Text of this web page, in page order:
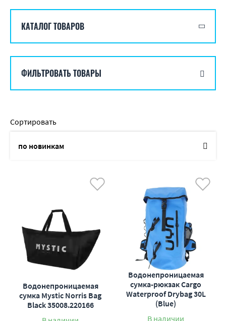
КАТАЛОГ ТОВАРОВ
ФИЛЬТРОВАТЬ ТОВАРЫ
Сортировать
по новинкам
от дешевых к дорогим
по наличию
по акциям
Водонепроницаемая
сумка Mystic Norris Bag
Black 35008.220166
Водонепроницаемая
сумка-рюкзак Cargo
Waterproof Drybag 30L
(Blue)
В наличии